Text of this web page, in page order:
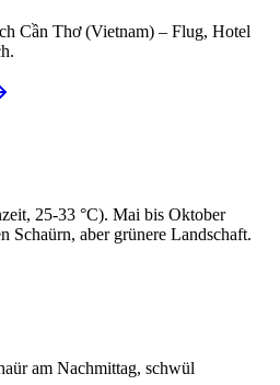
Cần Thơ (Vietnam) – Flug, Hotel
25-33 °C). Mai bis Oktober
Schaürn, aber grünere Landschaft.
am Nachmittag, schwül